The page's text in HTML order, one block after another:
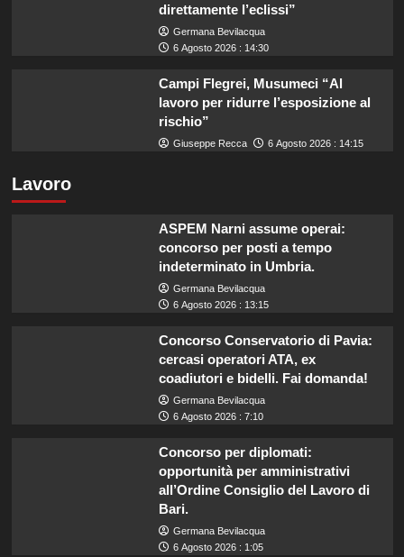
direttamente l’eclissi”
Germana Bevilacqua
6 Agosto 2026 : 14:30
Campi Flegrei, Musumeci “Al
lavoro per ridurre l’esposizione al
rischio”
Giuseppe Recca 6 Agosto 2026 : 14:15
Lavoro
ASPEM Narni assume operai:
concorso per posti a tempo
indeterminato in Umbria.
Germana Bevilacqua
6 Agosto 2026 : 13:15
Concorso Conservatorio di Pavia:
cercasi operatori ATA, ex
coadiutori e bidelli. Fai domanda!
Germana Bevilacqua
6 Agosto 2026 : 7:10
Concorso per diplomati:
opportunità per amministrativi
all’Ordine Consiglio del Lavoro di
Bari.
Germana Bevilacqua
6 Agosto 2026 : 1:05